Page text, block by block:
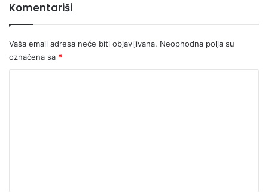
Komentariši
Vaša email adresa neće biti objavljivana. Neophodna polja su
označena sa *